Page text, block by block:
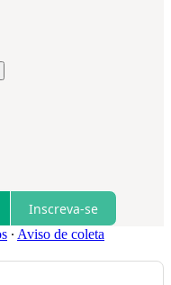
Inscreva-se
∙ Aviso de coleta